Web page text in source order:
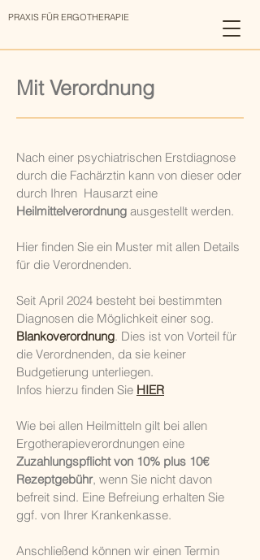
PRAXIS FÜR ERGOTHERAPIE
Mit Verordnung
Nach einer psychiatrischen Erstdiagnose
durch die Fachärztin kann von dieser oder
durch Ihren Hausarzt eine
Heilmittelverordnung ausgestellt werden.
Hier finden Sie ein Muster mit allen Details
für die Verordnenden.
Seit April 2024 besteht bei bestimmten
Diagnosen die Möglichkeit einer sog.
Blankoverordnung. Dies ist von Vorteil für
die Verordnenden, da sie keiner
Budgetierung unterliegen.
Infos hierzu finden Sie HIER
Wie bei allen Heilmitteln gilt bei allen
Ergotherapieverordnungen eine
Zuzahlungspflicht von 10% plus 10€
Rezeptgebühr, wenn Sie nicht davon
befreit sind. Eine Befreiung erhalten Sie
ggf. von Ihrer Krankenkasse.
Anschließend können wir einen Termin